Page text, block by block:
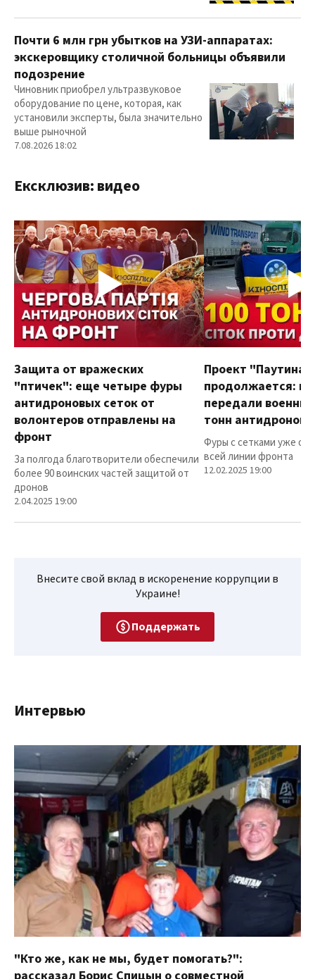
Почти 6 млн грн убытков на УЗИ-аппаратах:
экскеровщику столичной больницы объявили
подозрение
Чиновник приобрел ультразвуковое
оборудование по цене, которая, как
установили эксперты, была значительно
выше рыночной
7.08.2026 18:02
Ексклюзив: видео
Защита от вражеских
"птичек": еще четыре фуры
антидроновых сеток от
волонтеров отправлены на
фронт
За полгода благотворители обеспечили
более 90 воинских частей защитой от
дронов
2.04.2025 19:00
Проект "Паутина"
продолжается:
передали
тонн
Фуры с сетками уже
всей линии фронта
12.02.2025 19:00
Внесите свой вклад в искоренение коррупции в
Украине!
Поддержать
Интервью
"Кто же, как не мы, будет помогать?":